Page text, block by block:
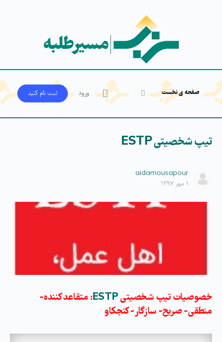
صفحه ی نخست ورود ثبت‌ نام کنید
تیپ شخصیتی ESTP
aidamousapour
۱ مهر ۱۳۹۷
خصوصیات تیپ شخصیتیESTP: متقاعد کننده-
منطقی- صریح- سازگار- کنجکاو